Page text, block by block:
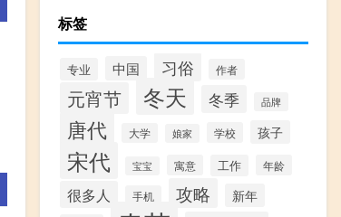
标签
专业 中国 习俗 作者
元宵节 冬天 冬季 品牌
唐代 大学 娘家 学校 孩子
宋代 宝宝 寓意 工作 年龄
很多人 手机 攻略 新年